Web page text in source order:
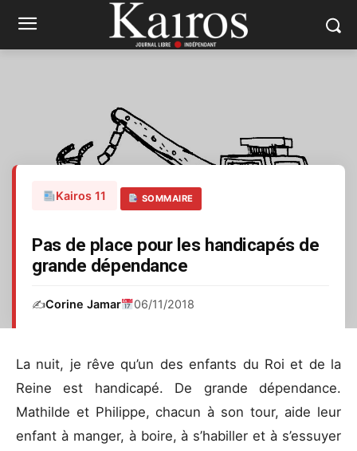
Kairos 11 SOMMAIRE
Pas de place pour les handicapés de
grande dépendance
✍️Corine Jamar 06/11/2018
La nuit, je rêve qu’un des enfants du Roi et de la
Reine est handicapé. De grande dépendance.
Mathilde et Philippe, chacun à son tour, aide leur
enfant à manger, à boire, à s’habiller et à s’essuyer